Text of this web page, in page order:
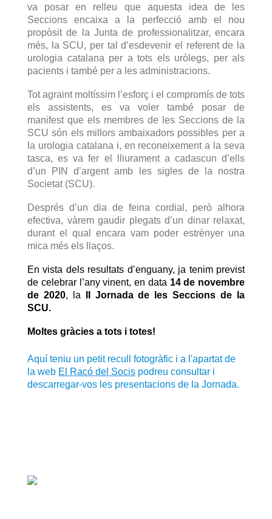
va posar en relleu que aquesta idea de les
Seccions encaixa a la perfecció amb el nou
propòsit de la Junta de professionalitzar, encara
més, la SCU, per tal d’esdevenir el referent de la
urologia catalana per a tots els uròlegs, per als
pacients i també per a les administracions.
Tot agraint moltíssim l’esforç i el compromís de tots
els assistents, es va voler també posar de
manifest que els membres de les Seccions de la
SCU són els millors ambaixadors possibles per a
la urologia catalana i, en reconeixement a la seva
tasca, es va fer el lliurament a cadascun d’ells
d’un PIN d’argent amb les sigles de la nostra
Societat (SCU).
Després d’un dia de feina cordial, però alhora
efectiva, vàrem gaudir plegats d’un dinar relaxat,
durant el qual encara vam poder estrènyer una
mica més els llaços.
En vista dels resultats d’enguany, ja tenim previst
de celebrar l’any vinent, en data 14 de novembre
de 2020, la
II Jornada de les Seccions de la
SCU.
Moltes gràcies a tots i totes!
Aquí teniu un petit recull fotogràfic i a l'apartat de
la web El Racó del Socis podreu consultar i
descarregar-vos les presentacions de la Jornada.